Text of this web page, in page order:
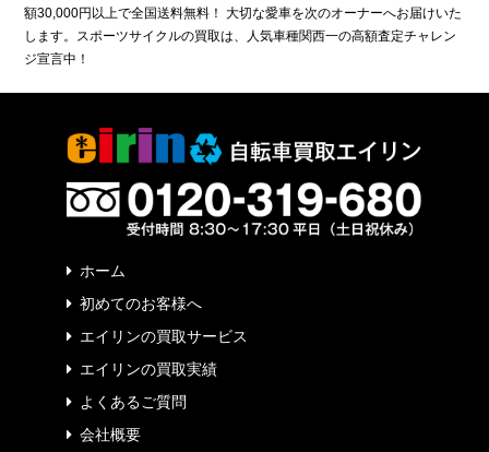
額30,000円以上で全国送料無料！ 大切な愛車を次のオーナーへお届けいた
します。スポーツサイクルの買取は、人気車種関西一の高額査定チャレン
ジ宣言中！
ホーム
初めてのお客様へ
エイリンの買取サービス
エイリンの買取実績
よくあるご質問
会社概要